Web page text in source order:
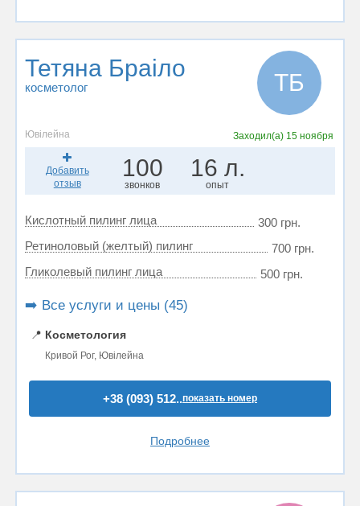
Тетяна Браіло
косметолог ТБ
Ювілейна Заходил(а) 15 ноября
Добавить
отзыв
100
звонков
16 л.
опыт
Кислотный пилинг лица
300 грн.
Ретиноловый (желтый) пилинг
700 грн.
Гликолевый пилинг лица
500 грн.
➡️ Все услуги и цены (45)
📍 Косметология
Кривой Рог, Ювілейна
+38 (093) 512..показать номер
Подробнее